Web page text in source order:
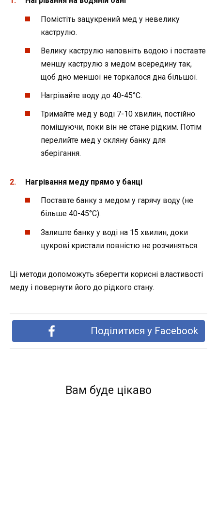
Помістіть зацукрений мед у невелику
каструлю.
Велику каструлю наповніть водою і поставте
меншу каструлю з медом всередину так,
щоб дно меншої не торкалося дна більшої.
Нагрівайте воду до 40-45°C.
Тримайте мед у воді 7-10 хвилин, постійно
помішуючи, поки він не стане рідким. Потім
перелийте мед у скляну банку для
зберігання.
Нагрівання меду прямо у банці
Поставте банку з медом у гарячу воду (не
більше 40-45°C).
Залиште банку у воді на 15 хвилин, доки
цукрові кристали повністю не розчиняться.
Ці методи допоможуть зберегти корисні властивості
меду і повернути його до рідкого стану.
Поділитися у Facebook
Вам буде цікаво